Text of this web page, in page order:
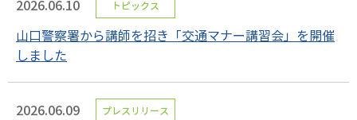
2026.06.10 トピックス
山口警察署から講師を招き「交通マナー講習会」を開催
しました
2026.06.09 プレスリリース